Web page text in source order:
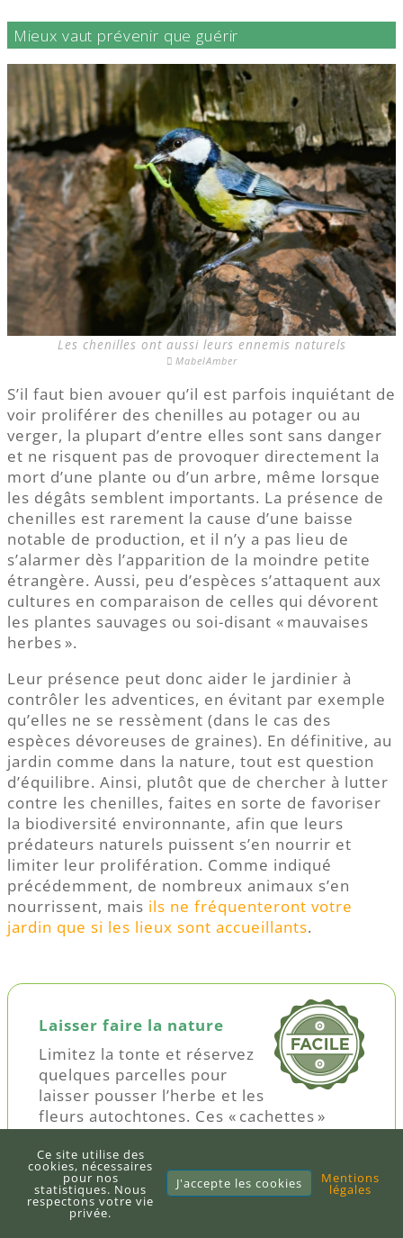
Mieux vaut prévenir que guérir
Les chenilles ont aussi leurs ennemis naturels
MabelAmber
S’il faut bien avouer qu’il est parfois inquiétant de
voir proliférer des chenilles au potager ou au
verger, la plupart d’entre elles sont sans danger
et ne risquent pas de provoquer directement la
mort d’une plante ou d’un arbre, même lorsque
les dégâts semblent importants. La présence de
chenilles est rarement la cause d’une baisse
notable de production, et il n’y a pas lieu de
s’alarmer dès l’apparition de la moindre petite
étrangère. Aussi, peu d’espèces s’attaquent aux
cultures en comparaison de celles qui dévorent
les plantes sauvages ou soi-disant « mauvaises
herbes ».
Leur présence peut donc aider le jardinier à
contrôler les adventices, en évitant par exemple
qu’elles ne se ressèment (dans le cas des
espèces dévoreuses de graines). En définitive, au
jardin comme dans la nature, tout est question
d’équilibre. Ainsi, plutôt que de chercher à lutter
contre les chenilles, faites en sorte de favoriser
la biodiversité environnante, afin que leurs
prédateurs naturels puissent s’en nourrir et
limiter leur prolifération. Comme indiqué
précédemment, de nombreux animaux s’en
nourrissent, mais ils ne fréquenteront votre
jardin que si les lieux sont accueillants.
Laisser faire la nature
Limitez la tonte et réservez
quelques parcelles pour
laisser pousser l’herbe et les
fleurs autochtones. Ces « cachettes »
végétales, favoriseront la présence
d’insectes carnassiers ou parasites des
chenilles, mais aussides pollinisateurs,
qui ne manqueront pas de visiter votre
potager ou votre verger. Vous pourriez
Ce site utilise des
cookies, nécessaires
pour nos
statistiques. Nous
respectons votre vie
privée.
J'accepte les cookies Mentions
légales